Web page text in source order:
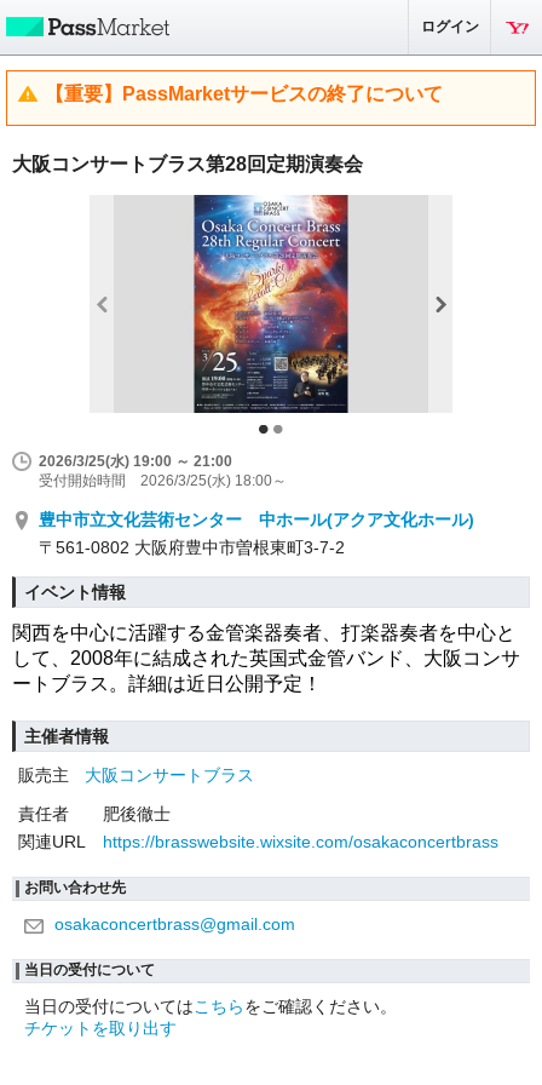
ログイン
【重要】PassMarketサービスの終了について
大阪コンサートブラス第28回定期演奏会
2026/3/25(水) 19:00 ～ 21:00
受付開始時間 2026/3/25(水) 18:00～
豊中市立文化芸術センター 中ホール(アクア文化ホール)
〒561-0802 大阪府豊中市曽根東町3-7-2
イベント情報
関西を中心に活躍する金管楽器奏者、打楽器奏者を中心と
して、2008年に結成された英国式金管バンド、 大阪コンサ
ートブラス。 詳細は近 日公開予定！
主催者情報
販売主
大阪コンサートブラス
責任者
肥後徹士
関連URL
https://brasswebsite.wixsite.com/osakaconcertbrass
お問い合わせ先
osakaconcertbrass@gmail.com
当日の受付について
当日の受付についてはこちらをご確認ください。
チケットを取り出す